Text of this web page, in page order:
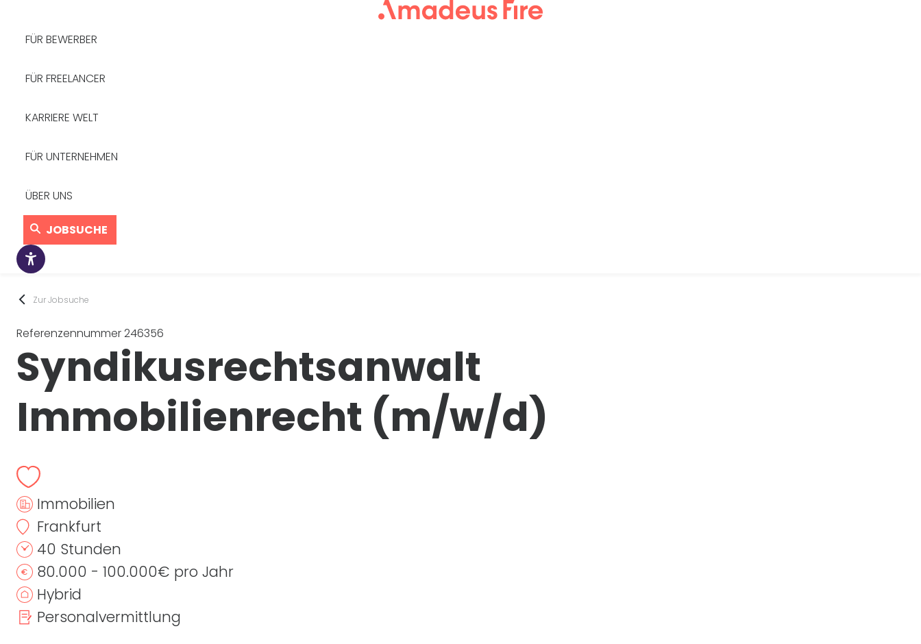
FÜR BEWERBER
FÜR FREELANCER
KARRIERE WELT
FÜR UNTERNEHMEN
ÜBER UNS
JOBSUCHE
Zur Jobsuche
Referenzennummer 246356
Syndikusrechtsanwalt
Immobilienrecht (m/w/d)
Immobilien
Frankfurt
40 Stunden
80.000 - 100.000€ pro Jahr
Hybrid
Personalvermittlung